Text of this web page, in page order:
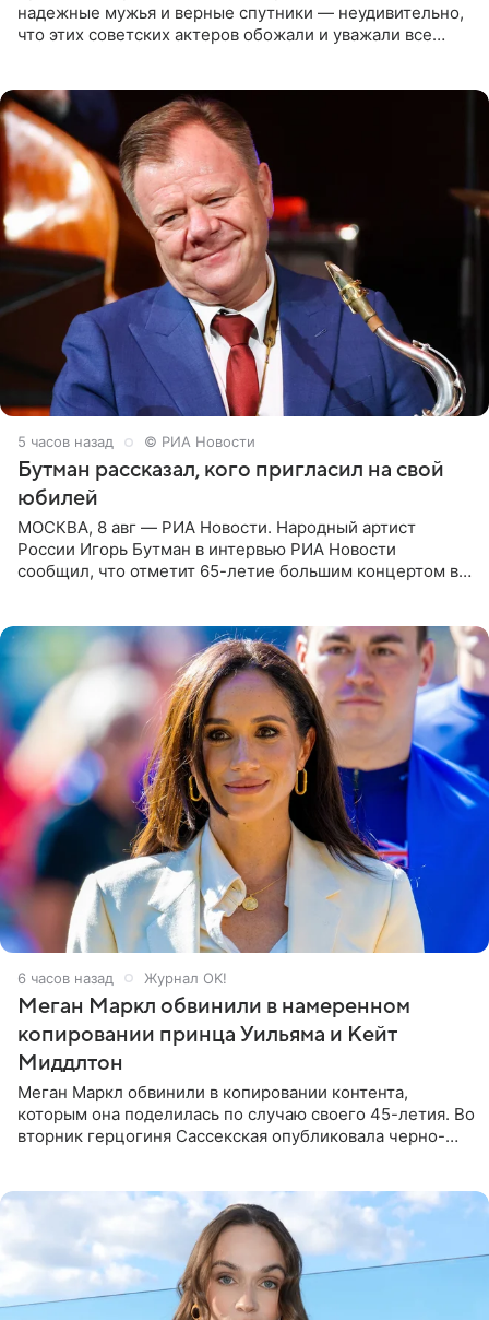
надежные мужья и верные спутники — неудивительно,
что этих советских актеров обожали и уважали все
5 часов назад © РИА Новости
Бутман рассказал, кого пригласил на свой
юбилей
МОСКВА, 8 авг — РИА Новости. Народный артист
России Игорь Бутман в интервью РИА Новости
сообщил, что отметит 65-летие большим концертом в
6 часов назад Журнал OK!
Меган Маркл обвинили в намеренном
копировании принца Уильяма и Кейт
Миддлтон
Меган Маркл обвинили в копировании контента,
которым она поделилась по случаю своего 45-летия. Во
вторник герцогиня Сассекская опубликовала черно-